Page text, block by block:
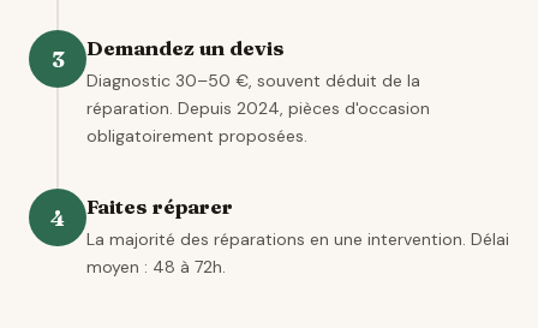
3 Demandez un devis
Diagnostic 30–50 €, souvent déduit de la
réparation. Depuis 2024, pièces d'occasion
obligatoirement proposées.
4 Faites réparer
La majorité des réparations en une intervention. Délai
moyen : 48 à 72h.